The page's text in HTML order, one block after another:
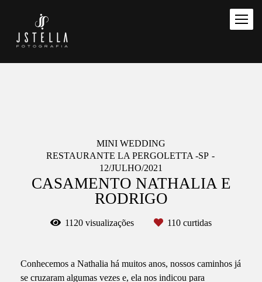
MINI WEDDING
RESTAURANTE LA PERGOLETTA -SP
12/JULHO/2021
CASAMENTO NATHALIA E
RODRIGO
1120 visualizações 110 curtidas
Conhecemos a Nathalia há muitos anos, nossos caminhos já
se cruzaram algumas vezes e, ela nos indicou para